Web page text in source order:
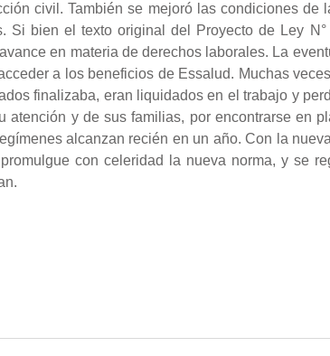
civil. También se mejoró las condiciones de
bien el texto original del Proyecto de Ley
en materia de derechos laborales. La
a los beneficios de Essalud. Muchas
finalizaba, eran liquidados en el trabajo y
y de sus familias, por encontrarse en
alcanzan recién en un año. Con la
con celeridad la nueva norma, y se